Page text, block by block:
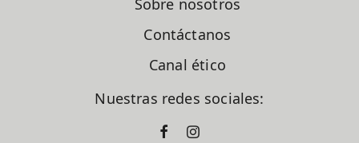
Contáctanos
Canal ético
Nuestras redes sociales: